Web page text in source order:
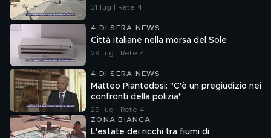
31 lug | Rete 4
4 DI SERA NEWS
Città italiane nella morsa del Sole
29 lug | Rete 4
4 DI SERA NEWS
Matteo Piantedosi: "C'è un pregiudizio nei
confronti della polizia"
29 lug | Rete 4
ZONA BIANCA
L'estate dei ricchi tra fiumi di